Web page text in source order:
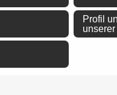
Profil